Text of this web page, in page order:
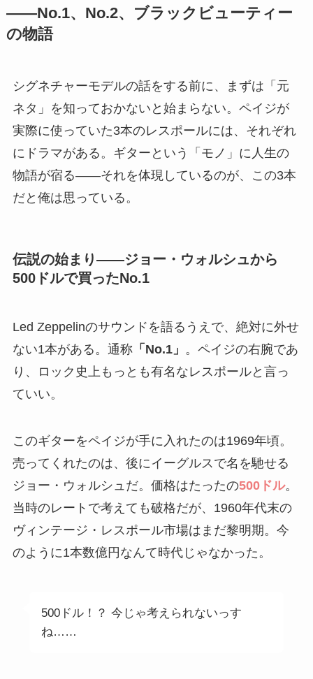
――No.1、No.2、ブラックビューティー
の物語
シグネチャーモデルの話をする前に、まずは「元
ネタ」を知っておかないと始まらない。ペイジが
実際に使っていた3本のレスポールには、それぞれ
にドラマがある。ギターという「モノ」に人生の
物語が宿る――それを体現しているのが、この3本
だと俺は思っている。
伝説の始まり――ジョー・ウォルシュから
500ドルで買ったNo.1
Led Zeppelinのサウンドを語るうえで、絶対に外せ
ない1本がある。通称「No.1」 。ペイジの右腕であ
り、ロック史上もっとも有名なレスポールと言っ
ていい。
このギターをペイジが手に入れたのは1969年頃。
売ってくれたのは、後にイーグルスで名を馳せる
ジョー・ウォルシュだ。価格はたったの500ドル。
当時のレートで考えても破格だが、1960年代末の
ヴィンテージ・レスポール市場はまだ黎明期。今
のように1本数億円なんて時代じゃなかった。
500ドル！？ 今じゃ考えられないっす
ね……